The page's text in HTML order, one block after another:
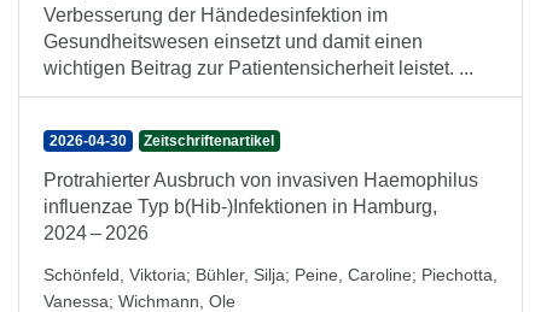
Verbesserung der Händedesinfektion im
Gesundheitswesen einsetzt und damit einen
wichtigen Beitrag zur Patientensicherheit leistet. ...
2026-04-30 Zeitschriftenartikel
Protrahierter Ausbruch von invasiven Haemophilus
influenzae Typ b(Hib-)Infektionen in Hamburg,
2024 – 2026
Schönfeld, Viktoria; Bühler, Silja; Peine, Caroline; Piechotta,
Vanessa; Wichmann, Ole